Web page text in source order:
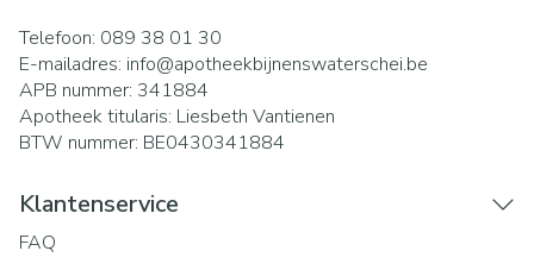
Telefoon: 089 38 01 30
E-mailadres: info@apotheekbijnenswaterschei.be
APB nummer: 341884
Apotheek titularis: Liesbeth Vantienen
BTW nummer: BE0430341884
Klantenservice
FAQ